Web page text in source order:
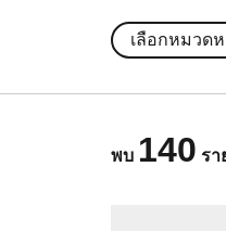
เลือกหมวด
พบ 140 รา